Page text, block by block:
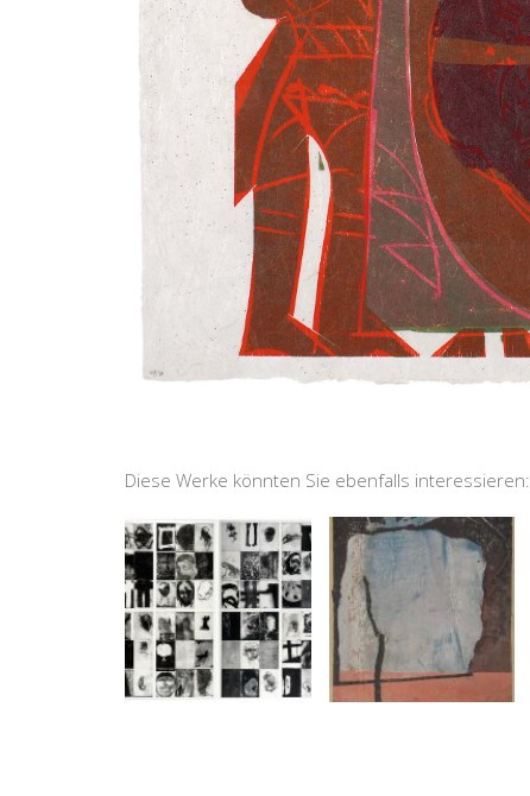
Diese Werke könnten Sie ebenfalls interessieren: